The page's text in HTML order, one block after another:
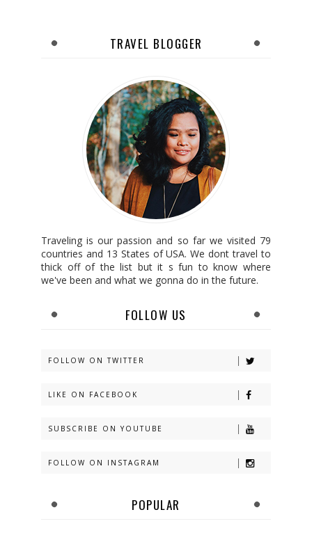
TRAVEL BLOGGER
Traveling is our passion and so far we visited 79
countries and 13 States of USA. We dont travel to
thick off of the list but it s fun to know where
we've been and what we gonna do in the future.
FOLLOW US
FOLLOW ON TWITTER
LIKE ON FACEBOOK
SUBSCRIBE ON YOUTUBE
FOLLOW ON INSTAGRAM
POPULAR